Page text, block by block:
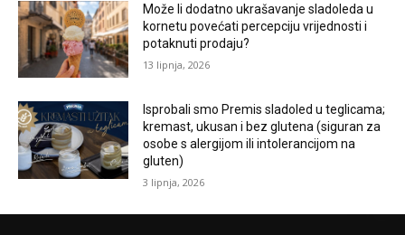
Može li dodatno ukrašavanje sladoleda u
kornetu povećati percepciju vrijednosti i
potaknuti prodaju?
13 lipnja, 2026
Isprobali smo Premis sladoled u teglicama;
kremast, ukusan i bez glutena (siguran za
osobe s alergijom ili intolerancijom na
gluten)
3 lipnja, 2026